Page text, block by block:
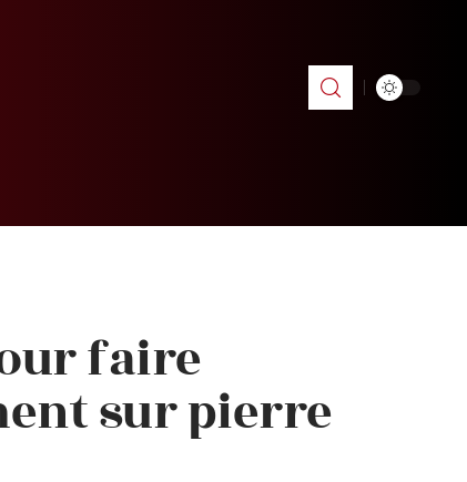
faire
sur pierre